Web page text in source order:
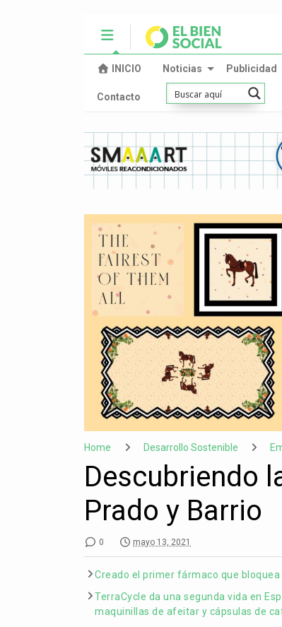
INICIO Noticias Publicidad
Contacto
Home Desarrollo Sostenible
Descubriendo
Prado y Barrio
0 mayo 13, 2021
Creado el primer fármaco que
TerraCycle da una segunda vida en
maquinillas de afeitar y cápsulas de